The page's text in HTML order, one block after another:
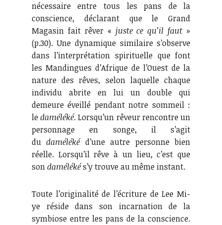
nécessaire entre tous les pans de la
conscience, déclarant que le Grand
Magasin fait rêver « juste ce qu’il faut »
(p.30). Une dynamique similaire s’observe
dans l’interprétation spirituelle que font
les Mandingues d’Afrique de l’Ouest de la
nature des rêves, selon laquelle chaque
individu abrite en lui un double qui
demeure éveillé pendant notre sommeil :
ledaméléké. Lorsqu’un rêveur rencontre un
personnage en songe, il s’agit
dudamélékéd’une autre personne bien
réelle. Lorsqu’il rêve à un lieu, c’est que
sondamélékés’y trouve au même instant.
Toute l’originalité de l’écriture de Lee Mi-
ye réside dans son incarnation de la
symbiose entre les pans de la conscience.